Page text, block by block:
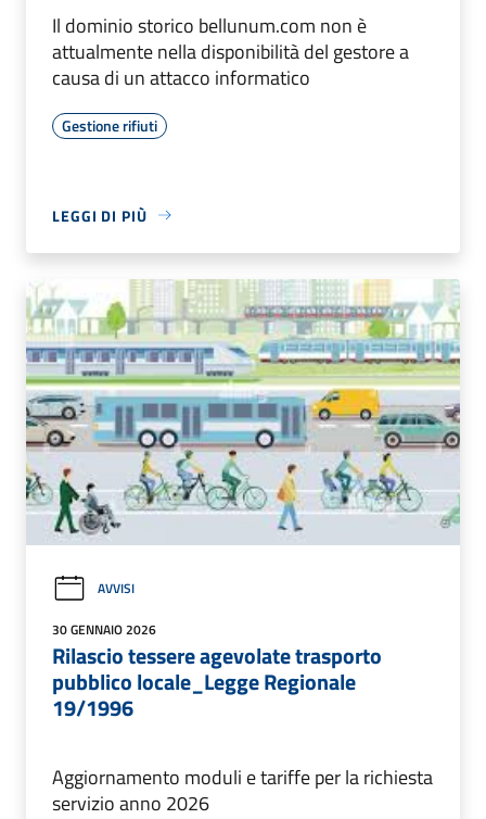
Il dominio storico bellunum.com non è
attualmente nella disponibilità del gestore a
causa di un attacco informatico
Gestione rifiuti
LEGGI DI PIÙ
AVVISI
30 GENNAIO 2026
Rilascio tessere agevolate trasporto
pubblico locale_Legge Regionale
19/1996
Aggiornamento moduli e tariffe per la richiesta
servizio anno 2026